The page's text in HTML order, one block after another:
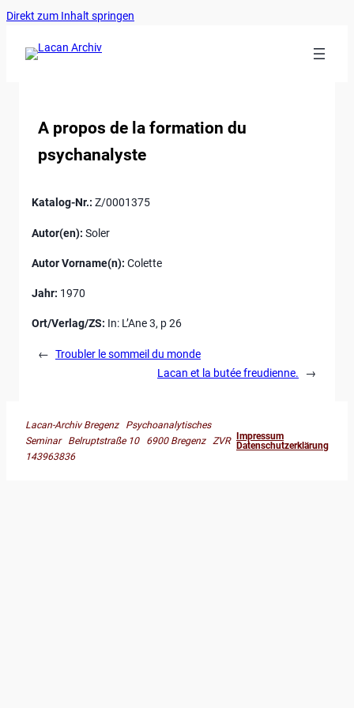
Direkt zum Inhalt springen
A propos de la formation du
psychanalyste
Katalog-Nr.: Z/0001375
Autor(en): Soler
Autor Vorname(n): Colette
Jahr: 1970
Ort/Verlag/ZS: In: L’Ane 3, p 26
← Troubler le sommeil du monde
Lacan et la butée freudienne.
→
Lacan-Archiv Bregenz Psychoanalytisches
Seminar Belruptstraße 10 6900 Bregenz ZVR
143963836
Impressum
Datenschutzerklärung